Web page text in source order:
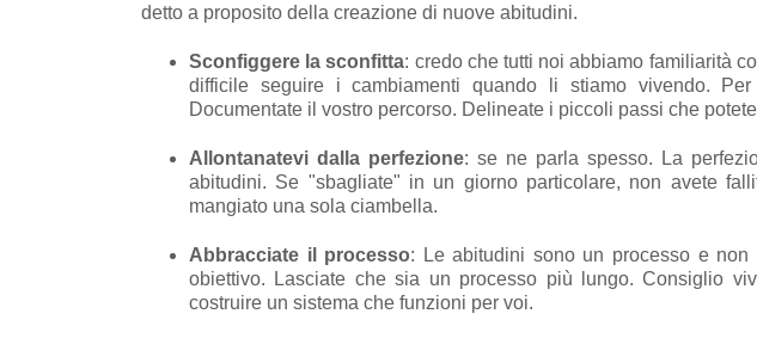
detto a proposito della creazione di nuove abitudini.
Sconfiggere la sconfitta: credo che tutti noi abbiamo familiarità
difficile seguire i cambiamenti quando li stiamo vivendo.
Documentate il vostro percorso. Delineate i piccoli passi che
Allontanatevi dalla perfezione: se ne parla spesso. La
abitudini. Se "sbagliate" in un giorno particolare, non avete
mangiato una sola ciambella.
Abbracciate il processo: Le abitudini sono un processo e
obiettivo. Lasciate che sia un processo più lungo. Consiglio
costruire un sistema che funzioni per voi.